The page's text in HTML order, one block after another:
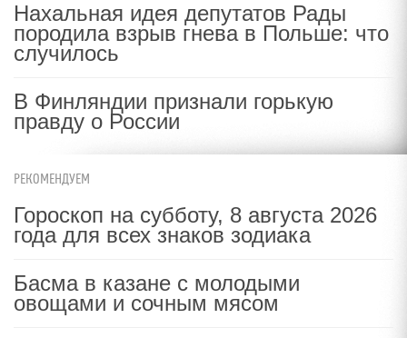
Нахальная идея депутатов Рады
породила взрыв гнева в Польше: что
случилось
В Финляндии признали горькую
правду о России
РЕКОМЕНДУЕМ
Гороскоп на субботу, 8 августа 2026
года для всех знаков зодиака
Басма в казане с молодыми
овощами и сочным мясом